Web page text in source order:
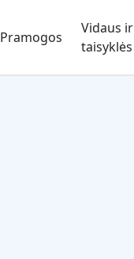
Pramogos
Vidaus
taisyklės